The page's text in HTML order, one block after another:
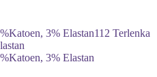
112 Terlenka